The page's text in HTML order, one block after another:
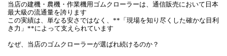
当店の建機・農機・作業機用ゴムクローラーは、通信販売において日本
最大級の流通量を誇ります
この実績は、単なる安さではなく、**「現場を知り尽くした確かな目利
き力」**によって支えられています
なぜ、当店のゴムクローラーが選ばれ続けるのか？